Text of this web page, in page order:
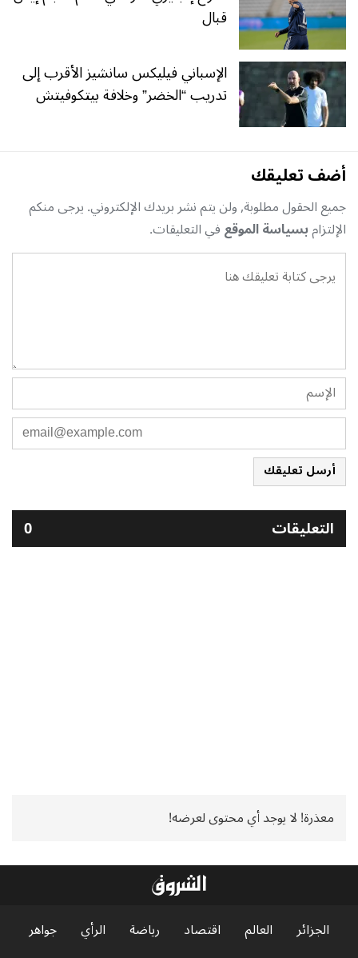
قبال
الإسباني فيليكس سانشيز الأقرب إلى
تدريب “الخضر” وخلافة بيتكوفيتش
أضف تعليقك
جميع الحقول مطلوبة, ولن يتم نشر بريدك الإلكتروني. يرجى منكم
الإلتزامبسياسة الموقعفي التعليقات.
أرسل تعليقك
التعليقات 0
معذرة! لا يوجد أي محتوى لعرضه!
الجزائر العالم اقتصاد رياضة الرأي
جواهر